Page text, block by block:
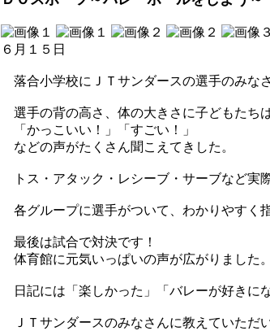
６月１５日
落合小学校にＪＴサンダースの選手のみな
選手の背の高さ、体の大きさに子どもたち
「かっこいい！」「すごい！」
などの声がたくさん聞こえてきした。
トス・アタック・レシーブ・サーブなど実
各グループに選手がついて、わかりやすく
最後は試合で対決です！
体育館に元気いっぱいの声が広がりました。
日記には「楽しかった」「バレーが好きに
ＪＴサンダースのみなさんに教えていただ